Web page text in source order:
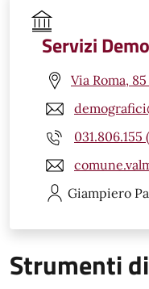
Servizi
Via Roma,
031.806.155
Giampiero
Strumenti